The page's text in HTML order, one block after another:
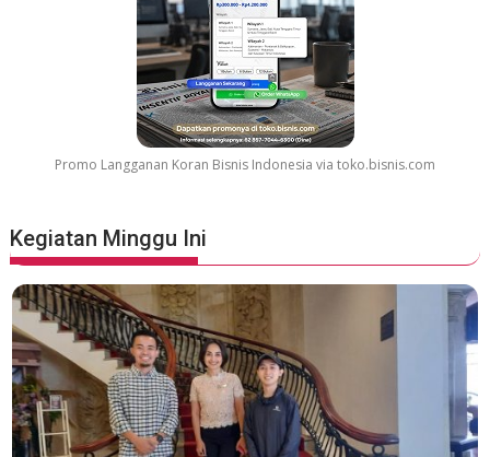
Promo Langganan Koran Bisnis Indonesia via toko.bisnis.com
Kegiatan Minggu Ini